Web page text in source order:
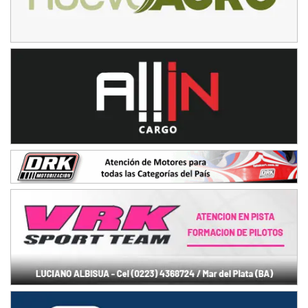
Victoria (Entre Ríos)
Moto Club Reginense (Tierra)
Gral. E. Godoy (Río Negro)
Humboldt (Santa Fe)
NORESTE SANTAFESINO - F6
Ciudad de Avellaneda (Asfalto)
SUR SANTAFESINO - F4
José Samuel Sánchez (Tierra)
TUCUMANO - F5
Juan Navarro (Asfalto)